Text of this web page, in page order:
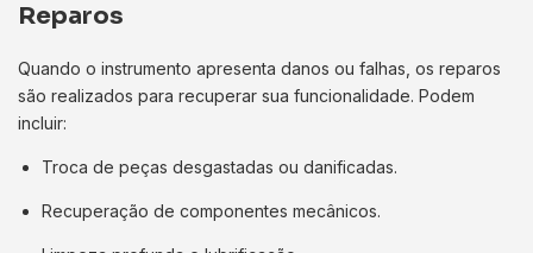
Reparos
Quando o instrumento apresenta danos ou falhas, os reparos
são realizados para recuperar sua funcionalidade. Podem
incluir:
Troca de peças desgastadas ou danificadas.
Recuperação de componentes mecânicos.